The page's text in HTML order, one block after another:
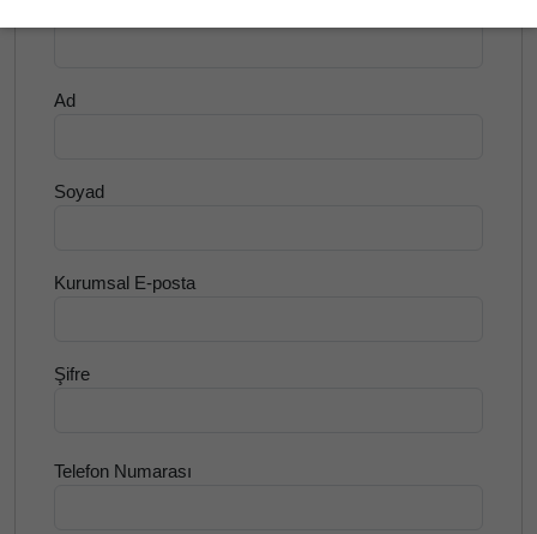
Ad
Soyad
Kurumsal E-posta
Şifre
Telefon Numarası